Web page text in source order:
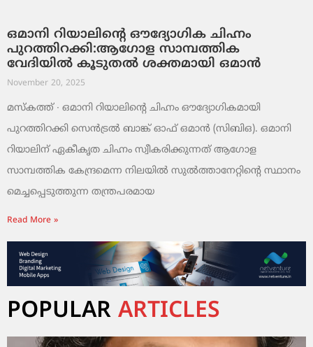
ഒമാനി റിയാലിന്റെ ഔദ്യോഗിക ചിഹ്നം
പുറത്തിറക്കി:ആഗോള സാമ്പത്തിക
വേദിയിൽ കൂടുതൽ ശക്തമായി ഒമാൻ
November 20, 2025
മസ്‌കത്ത് ∙ ഒമാനി റിയാലിന്റെ ചിഹ്നം ഔദ്യോഗികമായി
പുറത്തിറക്കി സെൻട്രൽ ബാങ്ക് ഓഫ് ഒമാൻ (സിബിഒ). ഒമാനി
റിയാലിന് ഏകീകൃത ചിഹ്നം സ്വീകരിക്കുന്നത് ആഗോള
സാമ്പത്തിക കേന്ദ്രമെന്ന നിലയിൽ സുൽത്താനേറ്റിന്റെ സ്ഥാനം
മെച്ചപ്പെടുത്തുന്ന തന്ത്രപരമായ
Read More »
POPULAR ARTICLES